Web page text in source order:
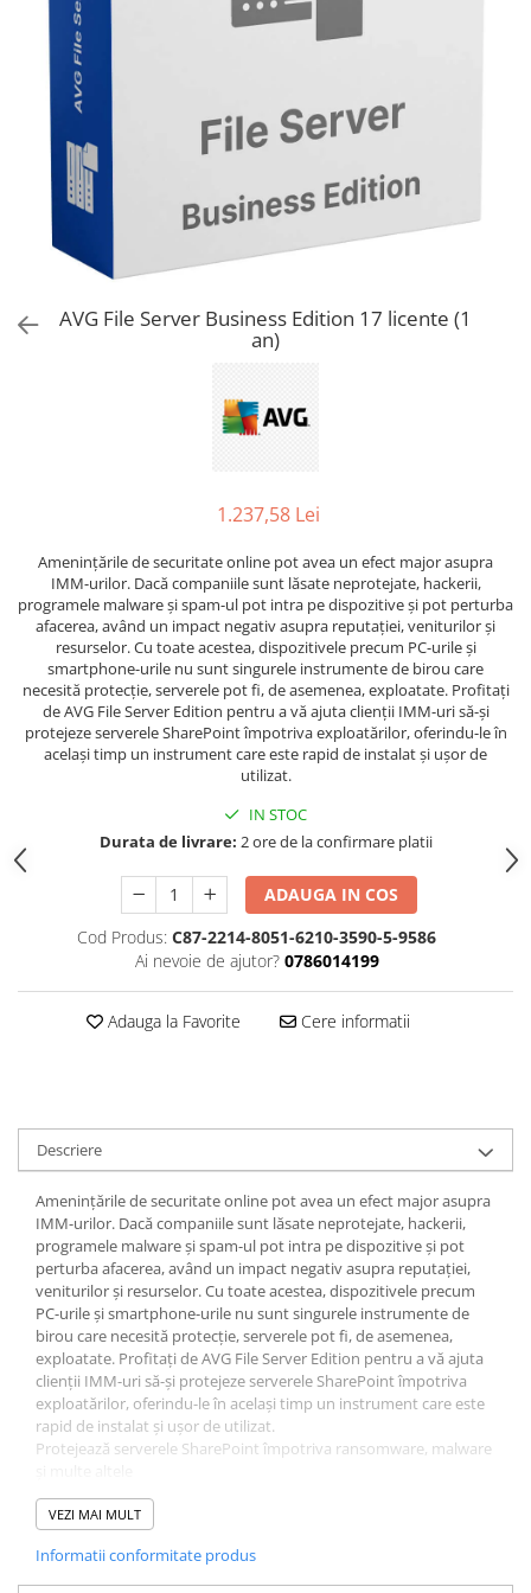
AVAST Driver Updater
AVAST SecureLine VPN
AVAST AntiTrack Premium
AVG File Server Business Edition 17 licente (1
an)
1.237,58 Lei
Amenințările de securitate online pot avea un efect major asupra
IMM-urilor. Dacă companiile sunt lăsate neprotejate, hackerii,
programele malware și spam-ul pot intra pe dispozitive și pot perturba
afacerea, având un impact negativ asupra reputației, veniturilor și
resurselor. Cu toate acestea, dispozitivele precum PC-urile și
smartphone-urile nu sunt singurele instrumente de birou care
necesită protecție, serverele pot fi, de asemenea, exploatate. Profitați
de AVG File Server Edition pentru a vă ajuta clienții IMM-uri să-și
protejeze serverele SharePoint împotriva exploatărilor, oferindu-le în
același timp un instrument care este rapid de instalat și ușor de
utilizat.
IN STOC
Durata de livrare: 2 ore de la confirmare platii
ADAUGA IN COS
Cod Produs: C87-2214-8051-6210-3590-5-9586
Ai nevoie de ajutor? 0786014199
Adauga la Favorite Cere informatii
Descriere
Amenințările de securitate online pot avea un efect major asupra
IMM-urilor. Dacă companiile sunt lăsate neprotejate, hackerii,
programele malware și spam-ul pot intra pe dispozitive și pot
perturba afacerea, având un impact negativ asupra reputației,
veniturilor și resurselor. Cu toate acestea, dispozitivele precum
PC-urile și smartphone-urile nu sunt singurele instrumente de
birou care necesită protecție, serverele pot fi, de asemenea,
exploatate. Profitați de AVG File Server Edition pentru a vă ajuta
clienții IMM-uri să-și protejeze serverele SharePoint împotriva
exploatărilor, oferindu-le în același timp un instrument care este
rapid de instalat și ușor de utilizat.
Protejează serverele SharePoint împotriva ransomware, malware
Rapid de instalat
Interfață ușor de utilizat
Management la distanta
Asistență 24/7
VEZI MAI MULT
Informatii conformitate produs